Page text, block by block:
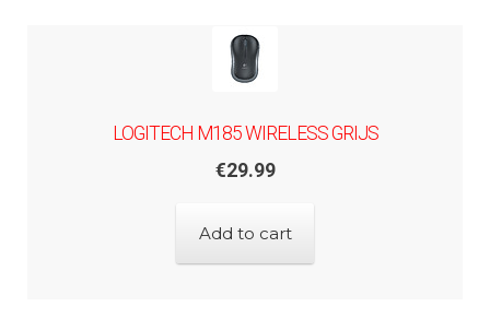
LOGITECH M185 WIRELESS GRIJS
€29.99
Add to cart